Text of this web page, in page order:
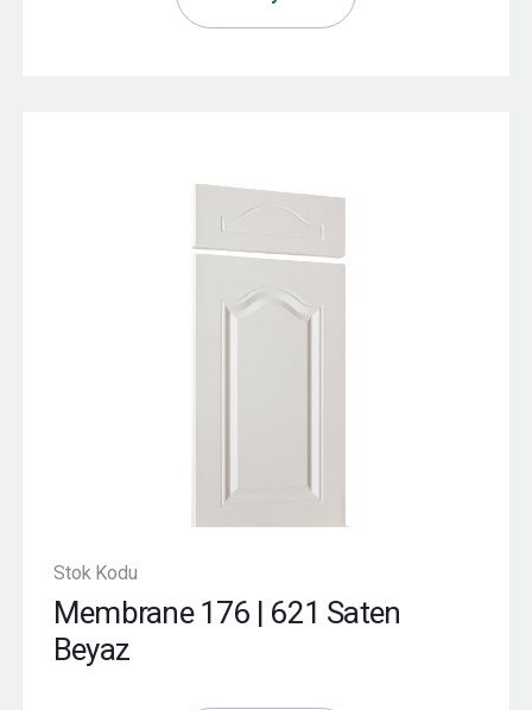
Stok Kodu
Membrane 176 | 621 Saten
Beyaz